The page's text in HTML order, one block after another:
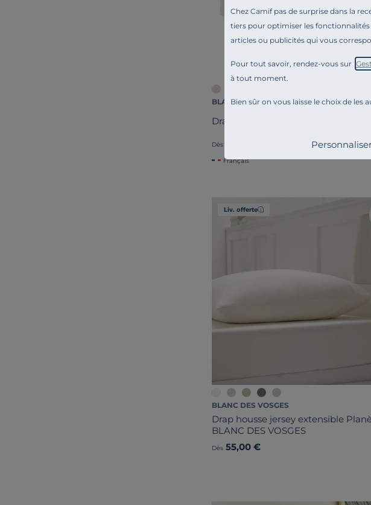
Chez Camif pas de surprise dans la
tiers pour optimiser les
articles ou publicités qui vous
Pour tout savoir, rendez-vous sur "
à tout moment.
Bien sûr on vous laisse le choix de les
BLANC DES VOSGES
Drap housse Satin
Dès
Français
Liv. offerte
BLANC DES VOSGES
Drap housse jersey extensible
BLANC DES VOSGES
Dès 55,00 €